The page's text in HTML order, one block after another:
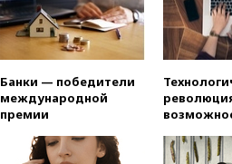
Банки — победители
международной
премии